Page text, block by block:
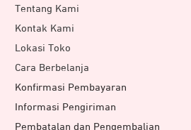
Tentang Kami
Kontak Kami
Lokasi Toko
Cara Berbelanja
Konfirmasi Pembayaran
Informasi Pengiriman
Pembatalan dan Pengembalian